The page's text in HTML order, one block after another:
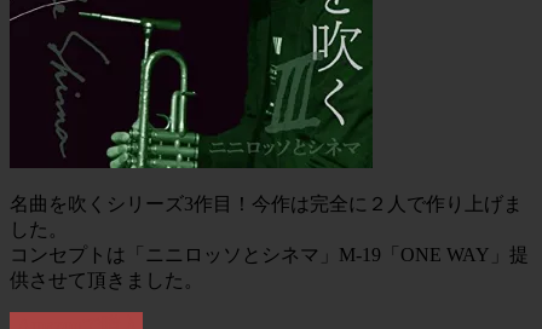
名曲を吹くシリーズ3作目！今作は完全に２人で作り上げま
した。
コンセプトは「ニニロッソとシネマ」M-19「ONE WAY」提
供させて頂きました。